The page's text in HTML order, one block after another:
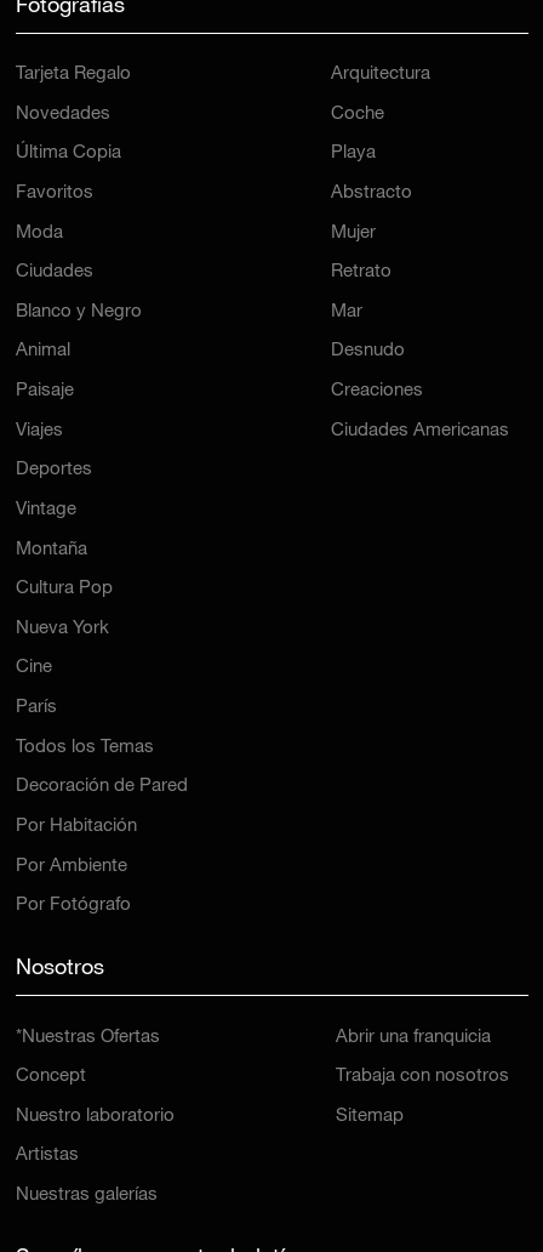
Fotografías
Tarjeta Regalo
Novedades
Última Copia
Favoritos
Moda
Ciudades
Blanco y Negro
Animal
Paisaje
Viajes
Deportes
Arquitectura
Coche
Playa
Abstracto
Mujer
Retrato
Mar
Desnudo
Creaciones
Ciudades Americanas
Vintage
Montaña
Cultura Pop
Nueva York
Cine
París
Todos los Temas
Decoración de Pared
Por Habitación
Por Ambiente
Por Fotógrafo
Nosotros
*Nuestras Ofertas
Concept
Nuestro laboratorio
Artistas
Nuestras galerías
Abrir una franquicia
Trabaja con nosotros
Sitemap